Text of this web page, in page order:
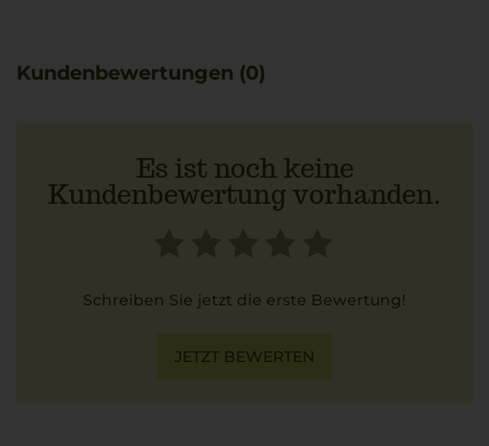
Kundenbewertungen (0)
Es ist noch keine
Kundenbewertung vorhanden.
Schreiben Sie jetzt die erste Bewertung!
JETZT BEWERTEN